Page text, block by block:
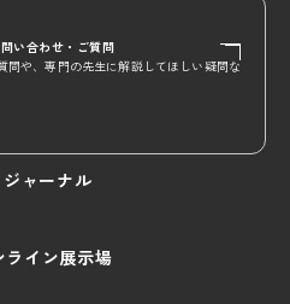
い合わせ・ご質問
問や、専門の先生に解説してほしい疑問な
ャーナル
イン展示場